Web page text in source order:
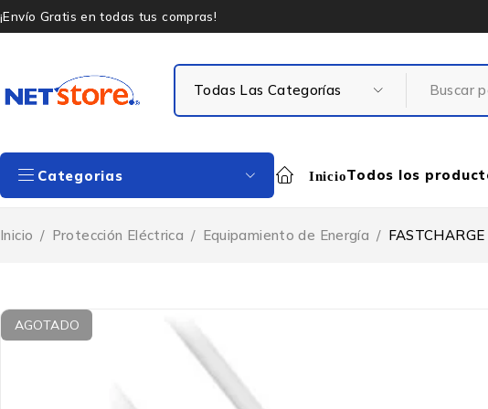
¡Envío Gratis en todas tus compras!
Categorias InicioTodos los
Inicio / Protección Eléctrica / Equipamiento de Energía /
AGOTADO